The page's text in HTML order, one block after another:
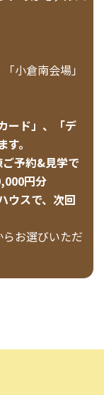
小倉南会場」
ード」、「デ
。
予約&見学で
円分
ウスで、次回
お選びいただ